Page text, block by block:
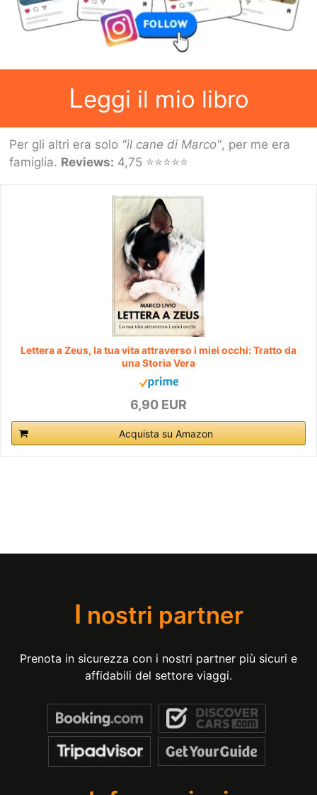
Leggi il mio libro
Per gli altri era solo "il cane di Marco", per me era
famiglia. Reviews: 4,75 ⭐⭐⭐⭐⭐
Lettera a Zeus, la tua vita attraverso i miei occhi: Tratto da
una Storia Vera
6,90 EUR
Acquista su Amazon
I nostri partner
Prenota in sicurezza con i nostri partner più sicuri e
affidabili del settore viaggi.